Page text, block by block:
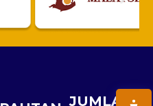
JUMLAH